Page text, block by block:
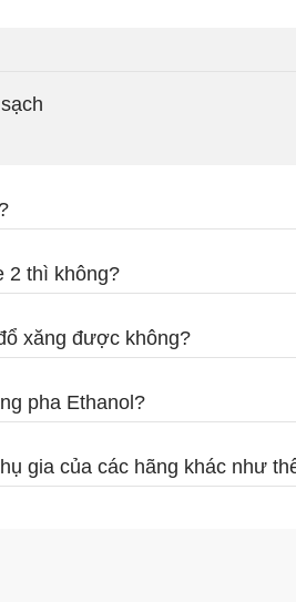
2 thì không?
xăng được không?
pha Ethanol?
gia của các hãng khác như